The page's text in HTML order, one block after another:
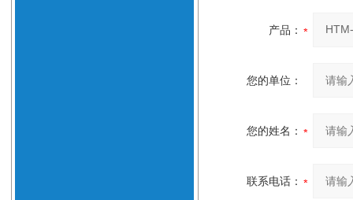
产品：
您的单位：
您的姓名：
联系电话：